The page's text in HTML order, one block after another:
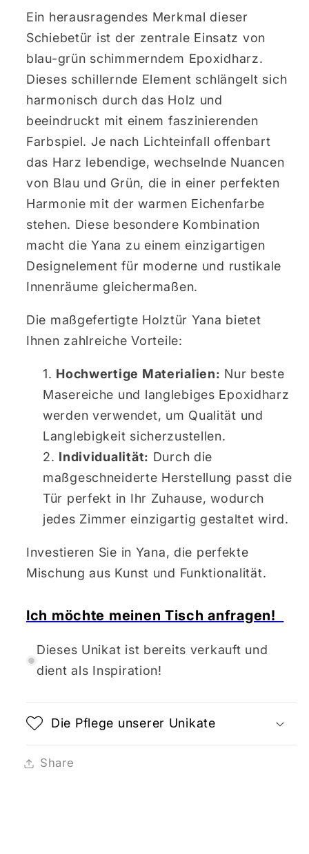
Ein herausragendes Merkmal dieser
Schiebetür ist der zentrale Einsatz von
blau-grün schimmerndem Epoxidharz.
Dieses schillernde Element schlängelt sich
harmonisch durch das Holz und
beeindruckt mit einem faszinierenden
Farbspiel. Je nach Lichteinfall offenbart
das Harz lebendige, wechselnde Nuancen
von Blau und Grün, die in einer perfekten
Harmonie mit der warmen Eichenfarbe
stehen. Diese besondere Kombination
macht die Yana zu einem einzigartigen
Designelement für moderne und rustikale
Innenräume gleichermaßen.
Die maßgefertigte Holztür Yana bietet
Ihnen zahlreiche Vorteile:
Hochwertige Materialien: Nur beste
Masereiche und langlebiges Epoxidharz
werden verwendet, um Qualität und
Langlebigkeit sicherzustellen.
Individualität: Durch die
maßgeschneiderte Herstellung passt die
Tür perfekt in Ihr Zuhause, wodurch
jedes Zimmer einzigartig gestaltet wird.
Investieren Sie in Yana, die perfekte
Mischung aus Kunst und Funktionalität.
Ich möchte meinen Tisch anfragen!
Dieses Unikat ist bereits verkauft und
dient als Inspiration!
Die Pflege unserer Unikate
Share